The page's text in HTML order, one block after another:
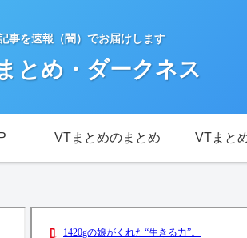
事を速報（闇）でお届けします
とめ・ダークネス
VTまとめのまとめ VTまと